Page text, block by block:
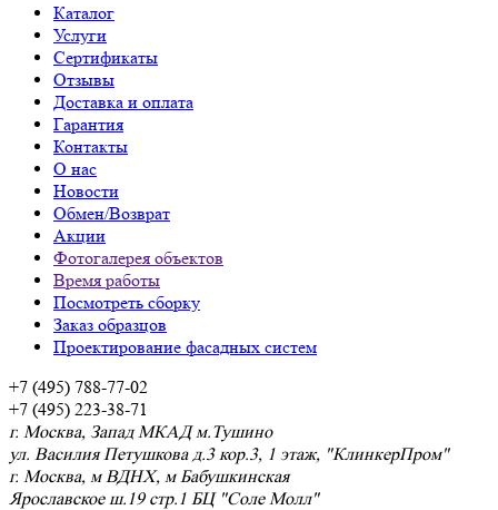
Каталог
Услуги
Сертификаты
Отзывы
Доставка и оплата
Гарантия
Контакты
О нас
Новости
Обмен/Возврат
Акции
Фотогалерея объектов
Время работы
Посмотреть сборку
Заказ образцов
Проектирование фасадных систем
+7 (495) 788-77-02
+7 (495) 223-38-71
г. Москва, Запад МКАД м.Тушино
ул. Василия Петушкова д.3 кор.3, 1 этаж, "КлинкерПром"
г. Москва, м ВДНХ, м Бабушкинская
Ярославское ш.19 стр.1 БЦ "Соле Молл"